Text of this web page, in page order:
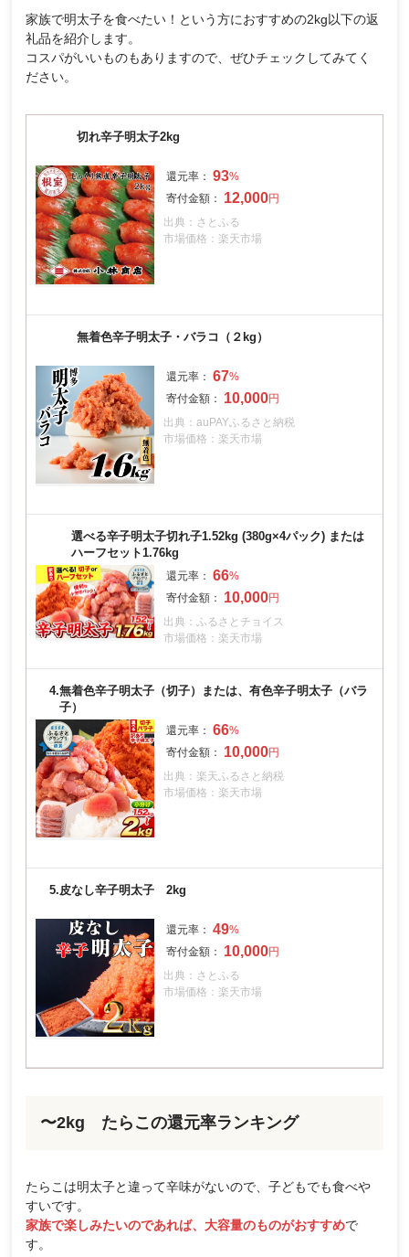
家族で明太子を食べたい！という方におすすめの2kg以下の返
礼品を紹介します。
コスパがいいものもありますので、ぜひチェックしてみてく
ださい。
切れ辛子明太子2kg
93
12,000
出典：さとふる
市場価格：楽天市場
無着色辛子明太子・バラコ（２kg）
67
10,000
出典：auPAYふるさと納税
市場価格：楽天市場
選べる辛子明太子切れ子1.52kg (380g×4パック) または
ハーフセット1.76kg
66
10,000
出典：ふるさとチョイス
市場価格：楽天市場
4.無着色辛子明太子（切子）または、有色辛子明太子（バラ
子）
66
10,000
出典：楽天ふるさと納税
市場価格：楽天市場
5.皮なし辛子明太子 2kg
49
10,000
出典：さとふる
市場価格：楽天市場
〜2kg たらこの還元率ランキング
たらこは明太子と違って辛味がないので、子どもでも食べや
すいです。
家族で楽しみたいのであれば、大容量のものがおすすめで
す。